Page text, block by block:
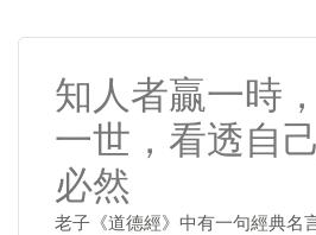
知人者贏一時
一世，看透自
必然
老子《道德經》中有一句經典名